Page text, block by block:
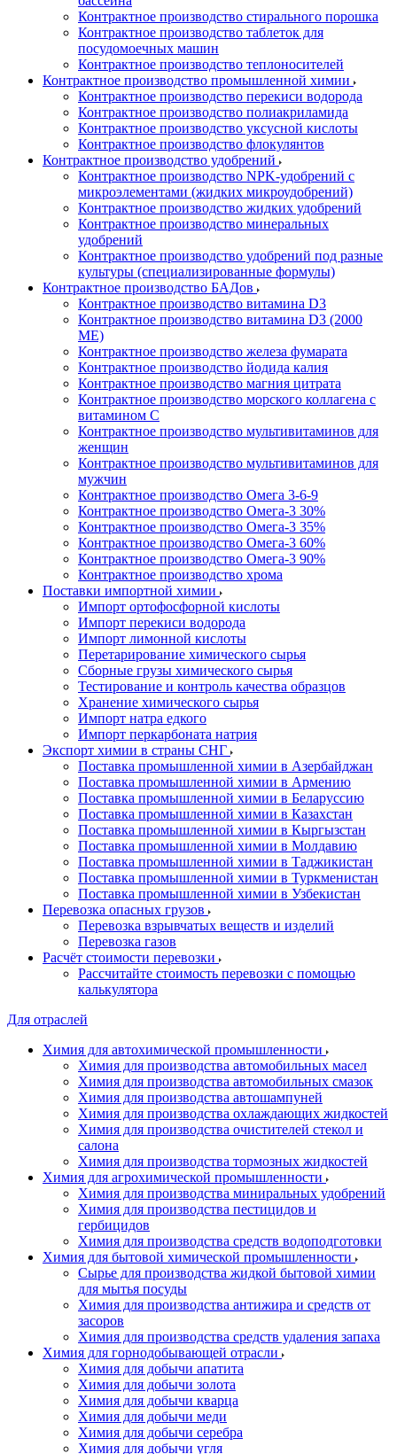
Контрактное производство стирального порошка
Контрактное производство таблеток для
посудомоечных машин
Контрактное производство теплоносителей
Контрактное производство промышленной химии
Контрактное производство перекиси водорода
Контрактное производство полиакриламида
Контрактное производство уксусной кислоты
Контрактное производство флокулянтов
Контрактное производство удобрений
Контрактное производство NPK-удобрений с
микроэлементами (жидких микроудобрений)
Контрактное производство жидких удобрений
Контрактное производство минеральных
удобрений
Контрактное производство удобрений под разные
культуры (специализированные формулы)
Контрактное производство БАДов
Контрактное производство витамина D3
Контрактное производство витамина D3 (2000
МЕ)
Контрактное производство железа фумарата
Контрактное производство йодида калия
Контрактное производство магния цитрата
Контрактное производство морского коллагена с
витамином С
Контрактное производство мультивитаминов для
женщин
Контрактное производство мультивитаминов для
мужчин
Контрактное производство Омега 3-6-9
Контрактное производство Омега-3 30%
Контрактное производство Омега-3 35%
Контрактное производство Омега-3 60%
Контрактное производство Омега-3 90%
Контрактное производство хрома
Поставки импортной химии
Импорт ортофосфорной кислоты
Импорт перекиси водорода
Импорт лимонной кислоты
Перетарирование химического сырья
Сборные грузы химического сырья
Тестирование и контроль качества образцов
Хранение химического сырья
Импорт натра едкого
Импорт перкарбоната натрия
Экспорт химии в страны СНГ
Поставка промышленной химии в Азербайджан
Поставка промышленной химии в Армению
Поставка промышленной химии в Беларуссию
Поставка промышленной химии в Казахстан
Поставка промышленной химии в Кыргызстан
Поставка промышленной химии в Молдавию
Поставка промышленной химии в Таджикистан
Поставка промышленной химии в Туркменистан
Поставка промышленной химии в Узбекистан
Перевозка опасных грузов
Перевозка взрывчатых веществ и изделий
Перевозка газов
Расчёт стоимости перевозки
Рассчитайте стоимость перевозки с помощью
калькулятора
Для отраслей
Химия для автохимической промышленности
Химия для производства автомобильных масел
Химия для производства автомобильных смазок
Химия для производства автошампуней
Химия для производства охлаждающих жидкостей
Химия для производства очистителей стекол и
салона
Химия для производства тормозных жидкостей
Химия для агрохимической промышленности
Химия для производства миниральных удобрений
Химия для производства пестицидов и
гербицидов
Химия для производства средств водоподготовки
Химия для бытовой химической промышленности
Сырье для производства жидкой бытовой химии
для мытья посуды
Химия для производства антижира и средств от
засоров
Химия для производства средств удаления запаха
Химия для горнодобывающей отрасли
Химия для добычи апатита
Химия для добычи золота
Химия для добычи кварца
Химия для добычи меди
Химия для добычи серебра
Химия для добычи угля